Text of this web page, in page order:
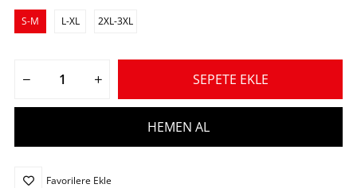
S-M L-XL 2XL-3XL
Favorilere Ekle